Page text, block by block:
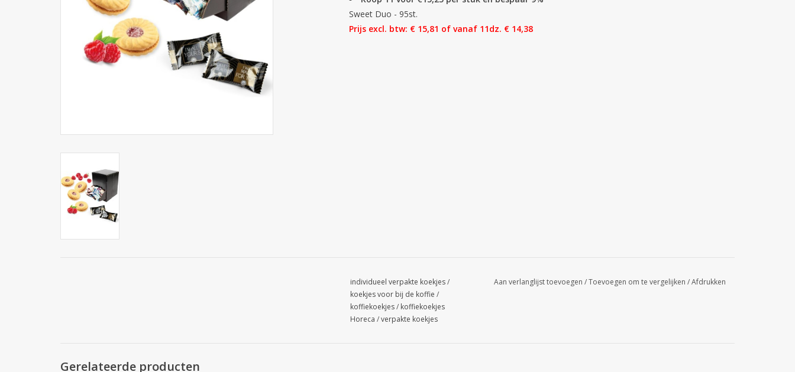
Sweet Duo - 95st.
Prijs excl. btw: € 15,81 of vanaf 11dz. € 14,38
individueel verpakte koekjes/
koekjes voor bij de koffie /
koffiekoekjes/ koffiekoekjes
Horeca /verpakte koekjes
Aan verlanglijst toevoegen /Toevoegen om te vergelijken /Afdrukken
Gerelateerde producten